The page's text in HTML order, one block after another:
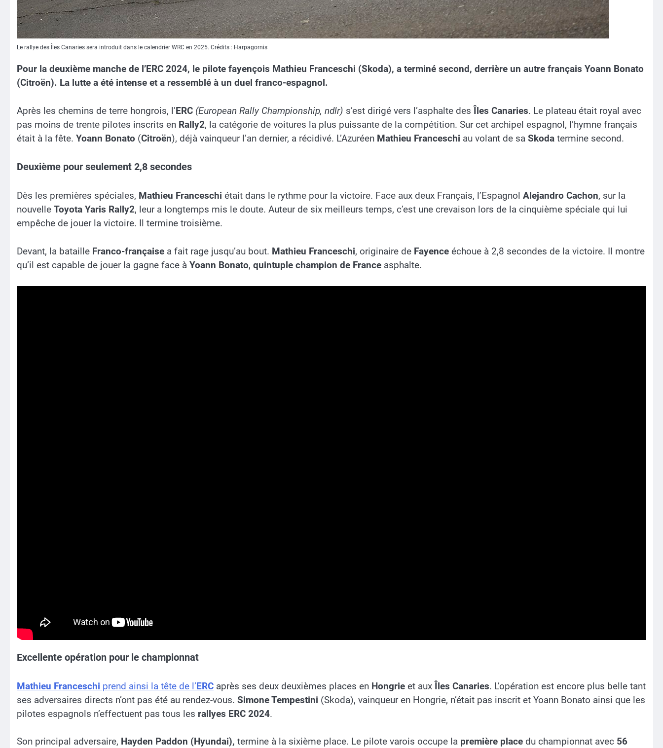
Le rallye des Îles Canaries sera introduit dans le calendrier WRC en 2025. Crédits : Harpagornis
Pour la deuxième manche de l’ERC 2024, le pilote fayençois Mathieu Franceschi (Skoda), a terminé second, derrière un autre français Yoann Bonato
(Citroën). La lutte a été intense et a ressemblé à un duel franco-espagnol.
Après les chemins de terre hongrois, l’ERC (European Rally Championship, ndlr) s’est dirigé vers l’asphalte desÎles Canaries. Le plateau était royal avec
pas moins de trente pilotes inscrits en Rally2, la catégorie de voitures la plus puissante de la compétition. Sur cet archipel espagnol, l’hymne français
était à la fête. Yoann Bonato (Citroën), déjà vainqueur l’an dernier, a récidivé. L’Azuréen Mathieu Franceschi au volant de sa Skoda termine second.
Deuxième pour seulement 2,8 secondes
Dès les premières spéciales, Mathieu Franceschi était dans le rythme pour la victoire. Face aux deux Français, l’Espagnol Alejandro Cachon, sur la
nouvelle Toyota Yaris Rally2, leur a longtemps mis le doute. Auteur de six meilleurs temps, c’est une crevaison lors de la cinquième spéciale qui lui
empêche de jouer la victoire. Il termine troisième.
Devant, la bataille Franco-française a fait rage jusqu’au bout. Mathieu Franceschi, originaire de Fayence échoue à 2,8 secondes de la victoire. Il montre
qu’il est capable de jouer la gagne face à Yoann Bonato, quintuple champion de France asphalte.
Excellente opération pour le championnat
Mathieu Franceschi prend ainsi la tête de l’ERC après ses deux deuxièmes places en Hongrie et aux Îles Canaries. L’opération est encore plus belle tant
ses adversaires directs n’ont pas été au rendez-vous. Simone Tempestini (Skoda), vainqueur en Hongrie, n’était pas inscrit et Yoann Bonato ainsi que les
pilotes espagnols n’effectuent pas tous les rallyes ERC 2024.
Son principal adversaire, Hayden Paddon (Hyundai), termine à la sixième place. Le pilote varois occupe la première place du championnat avec 56